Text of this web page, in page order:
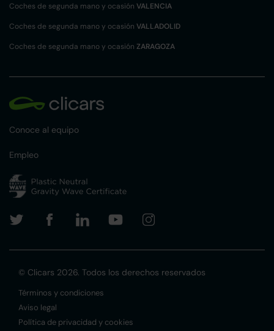
Coches de segunda mano y ocasión VALENCIA
Coches de segunda mano y ocasión VALLADOLID
Coches de segunda mano y ocasión ZARAGOZA
Conoce al equipo
Empleo
© Clicars 2026. Todos los derechos reservados
Términos y condiciones
Aviso legal
Política de privacidad y cookies